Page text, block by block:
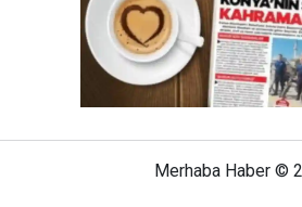
Merhaba Haber ©